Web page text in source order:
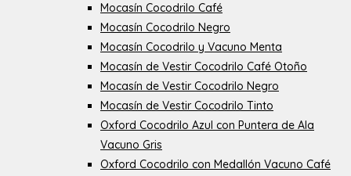
Mocasín Cocodrilo Café
Mocasín Cocodrilo Negro
Mocasín Cocodrilo y Vacuno Menta
Mocasín de Vestir Cocodrilo Café Otoño
Mocasín de Vestir Cocodrilo Negro
Mocasín de Vestir Cocodrilo Tinto
Oxford Cocodrilo Azul con Puntera de Ala
Vacuno Gris
Oxford Cocodrilo con Medallón Vacuno Café